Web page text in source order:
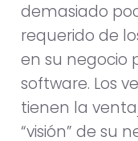
demasiado
requerido de
en su negocio
software. Los
tienen la
“visión” de su